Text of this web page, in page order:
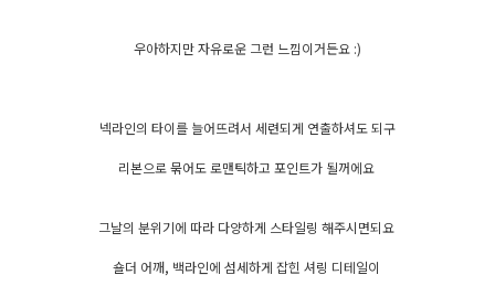
우아하지만 자유로운 그런 느낌이거든요 :)
넥라인의 타이를 늘어뜨려서 세련되게 연출하셔도 되구
리본으로 묶어도 로맨틱하고 포인트가 될꺼에요
그날의 분위기에 따라 다양하게 스타일링 해주시면되요
숄더 어깨, 백라인에 섬세하게 잡힌 셔링 디테일이